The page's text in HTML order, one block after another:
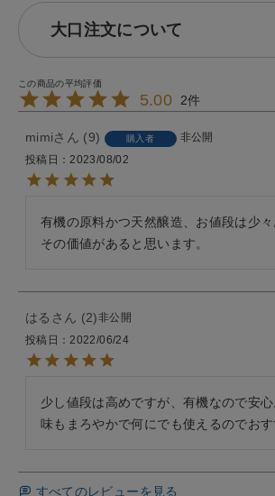
大口注文について
5.00 2
mimi 9 購入者
非公開
投稿日
2023/08/02
有機の原料かつ天然醸造、お値段は少
その価値があると思います。
はる 2 非公開
投稿日
2022/06/24
少し値段は高めですが、有機なので安心
味もまろやかで何にでも使えるのでおす
すべてのレビューを見る